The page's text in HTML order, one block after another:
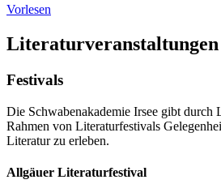
Vorlesen
Literaturveranstaltungen
Festivals
Die Schwabenakademie Irsee gibt durch
Rahmen von Literaturfestivals
Literatur zu erleben.
Allgäuer Literaturfestival